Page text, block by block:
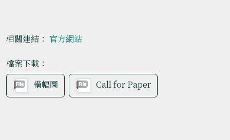
相關連結： 官方網站
檔案下載：
橫幅圖
Call for Paper